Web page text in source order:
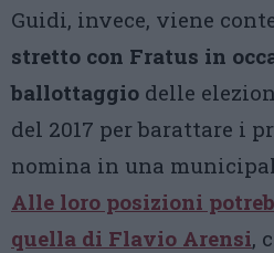
Guidi, invece, viene
stretto con Fratus in
ballottaggio delle
del 2017 per barattare i
nomina in una
Alle loro posizioni
quella di Flavio Arensi,